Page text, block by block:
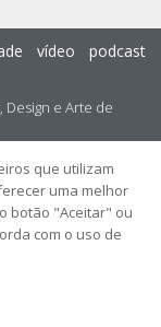
e Arte de
vídeo podcast
que utilizam
uma melhor
botão "Aceitar" ou
com o uso de